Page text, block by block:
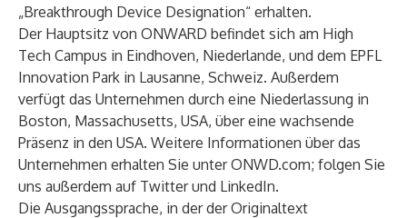
„Breakthrough Device Designation“ erhalten.
Der Hauptsitz von ONWARD befindet sich am High
Tech Campus in Eindhoven, Niederlande, und dem EPFL
Innovation Park in Lausanne, Schweiz. Außerdem
verfügt das Unternehmen durch eine Niederlassung in
Boston, Massachusetts, USA, über eine wachsende
Präsenz in den USA. Weitere Informationen über das
Unternehmen erhalten Sie unterONWD.com; folgen Sie
uns außerdem auf Twitterund LinkedIn.
Die Ausgangssprache, in der der Originaltext